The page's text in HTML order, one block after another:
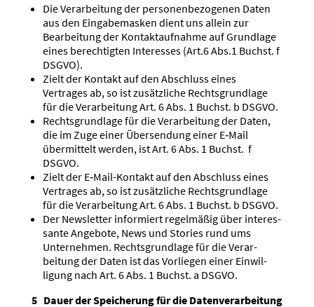
Die Verar­beitung der perso­nen­be­zo­genen Daten
aus den Einga­be­masken dient uns allein zur
Bearbeitung der Kontakt­auf­nahme auf Grundlage
eines berech­tigten Inter­esses (Art.6 Abs.1 Buchst. f
DSGVO).
Zielt der Kontakt auf den Abschluss eines
Vertrages ab, so ist zusätz­liche Rechts­grundlage
für die Verar­beitung Art. 6 Abs. 1 Buchst. b DSGVO.
Rechts­grundlage für die Verar­beitung der Daten,
die im Zuge einer Übersendung einer E‑Mail
übermittelt werden, ist Art. 6 Abs. 1 Buchst. f
DSGVO.
Zielt der E‑Mail-Kontakt auf den Abschluss eines
Vertrages ab, so ist zusätz­liche Rechts­grundlage
für die Verar­beitung Art. 6 Abs. 1 Buchst. b DSGVO.
Der Newsletter infor­miert regel­mäßig über inter­es­
sante Angebote, News und Stories rund ums
Unter­nehmen. Rechts­grundlage für die Verar­
beitung der Daten ist das Vorliegen einer Einwil­
ligung nach Art. 6 Abs. 1 Buchst. a DSGVO.
5 Dauer der Speicherung für die Daten­ver­ar­beitung